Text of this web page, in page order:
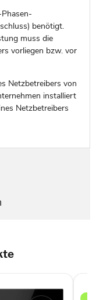
benötigt.
muss die
vorliegen bzw. vor
Netzbetreibers von
installiert
Netzbetreibers
HII